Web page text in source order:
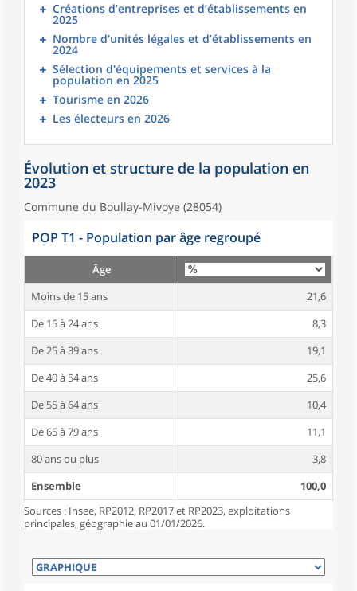
Créations d’entreprises et d’établissements en
2025
Nombre d’unités légales et d’établissements en
2024
Sélection d'équipements et services à la
population en 2025
Tourisme en 2026
Les électeurs en 2026
Évolution et structure de la population en
2023
Commune du Boullay-Mivoye (28054)
POP T1 - Population par âge regroupé
Âge
Moins de 15 ans
21,6
De 15 à 24 ans
8,3
De 25 à 39 ans
19,1
De 40 à 54 ans
25,6
De 55 à 64 ans
10,4
De 65 à 79 ans
11,1
80 ans ou plus
3,8
Ensemble
100,0
Sources : Insee, RP2012, RP2017 et RP2023, exploitations
principales, géographie au 01/01/2026.